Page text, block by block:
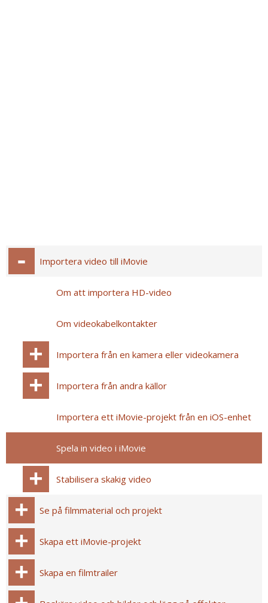
Importera video till iMovie
Om att importera HD-video
Om videokabelkontakter
Importera från en kamera eller videokamera
Importera från andra källor
Importera ett iMovie-projekt från en iOS-enhet
Spela in video i iMovie
Stabilisera skakig video
Se på filmmaterial och projekt
Skapa ett iMovie-projekt
Skapa en filmtrailer